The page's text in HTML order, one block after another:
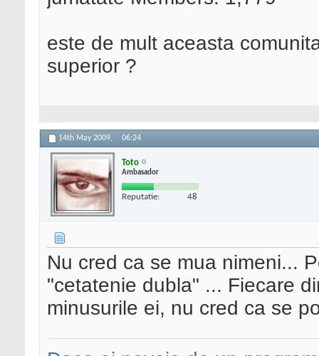
este de mult aceasta
superior ?
14th May 2009, 06:24
Toto
Ambasador
Reputatie: 48
Nu cred ca se mua nimeni...
"cetatenie dubla" ... Fiecare
minusurile ei, nu cred ca se